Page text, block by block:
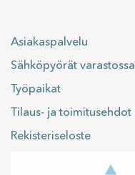
Asiakaspalvelu
Sähköpyörät varastossa
Työpaikat
Tilaus- ja toimitusehdot
Rekisteriseloste